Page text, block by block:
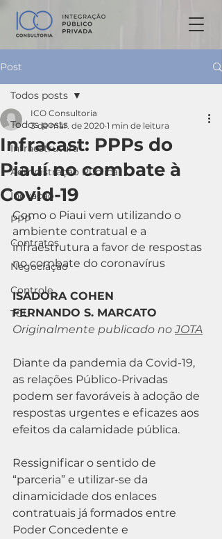
Post
Todos posts
Infraestrutura
Admnistração Pública
Inovação
PPP
Contratos
Negociação
Controle
TCU
Todos posts
Infracast: PPPs do
Piauí no combate à
Covid-19
ICO Consultoria
3 de mar. de 2020 1 min de leitura
Como o Piaui vem utilizando o
ambiente contratual e a
infraestrutura a favor de respostas
no combate do coronavírus
ISADORA COHEN
FERNANDO S. MARCATO
Originalmente publicado no JOTA
Diante da pandemia da Covid-19,
as relações Público-Privadas
podem ser favoráveis à adoção de
respostas urgentes e eficazes aos
efeitos da calamidade pública.
Ressignificar o sentido de
“parceria” e utilizar-se da
dinamicidade dos enlaces
contratuais já formados entre
Poder Concedente e